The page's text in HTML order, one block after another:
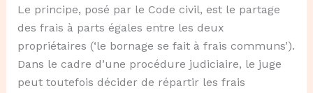
Le principe, posé par le Code civil, est le partage
des frais à parts égales entre les deux
propriétaires (‘le bornage se fait à frais communs’).
Dans le cadre d’une procédure judiciaire, le juge
peut toutefois décider de répartir les frais